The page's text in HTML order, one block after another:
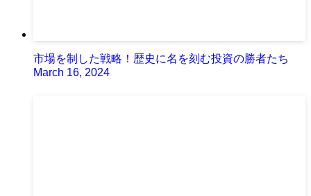
市場を制した戦略！歴史に名を刻む投資の勝者たち
March 16, 2024